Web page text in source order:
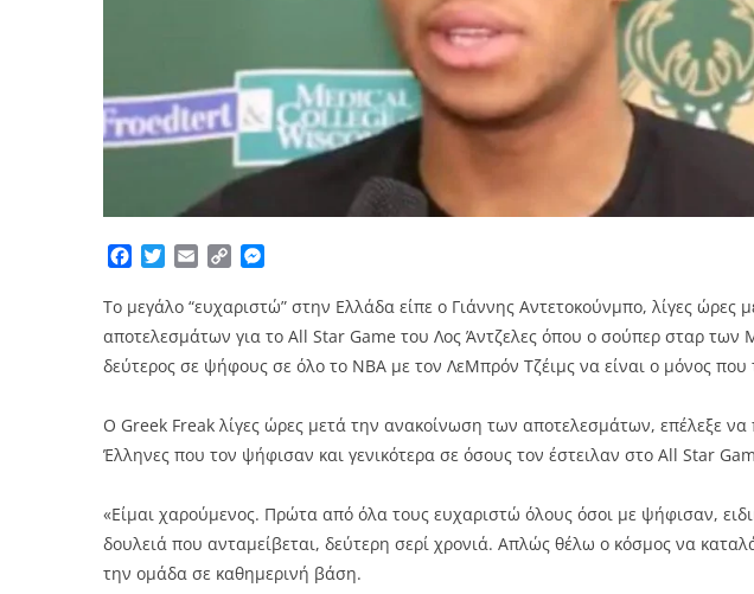
Facebook
TwitterEmailCopy
Το μεγάλο “ευχαριστώ” στην Ελλάδα είπε ο Γιάννης Αντετοκούνμπο, λίγες ώρες
αποτελεσμάτων για το All Star Game του Λος Άντζελες όπου ο σούπερ σταρ
δεύτερος σε ψήφους σε όλο το ΝΒΑ με τον ΛεΜπρόν Τζέιμς να είναι ο μόνος που
Ο Greek Freak λίγες ώρες μετά την ανακοίνωση των αποτελεσμάτων, επέλεξε να
Έλληνες που τον ψήφισαν και γενικότερα σε όσους τον έστειλαν στο All Star
«Είμαι χαρούμενος. Πρώτα από όλα τους ευχαριστώ όλους όσοι με ψήφισαν,
δουλειά που ανταμείβεται, δεύτερη σερί χρονιά. Απλώς θέλω ο κόσμος να
την ομάδα σε καθημερινή βάση.